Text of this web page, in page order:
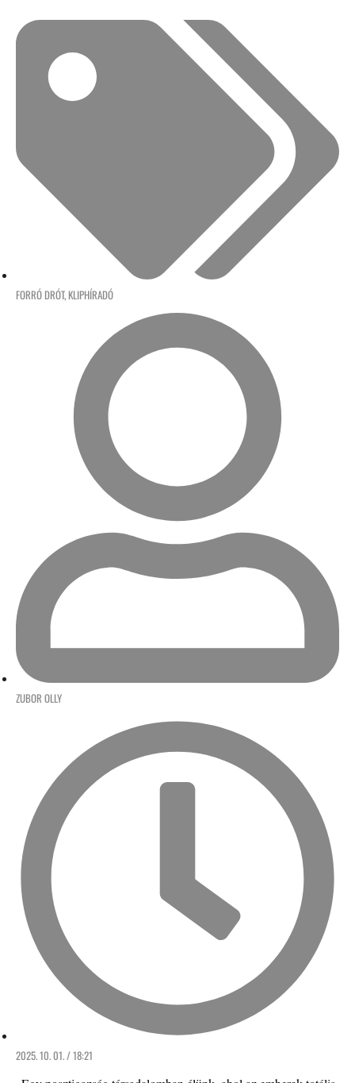
FORRÓ DRÓT, KLIPHÍRADÓ
ZUBOR OLLY
2025. 10. 01. / 18:21